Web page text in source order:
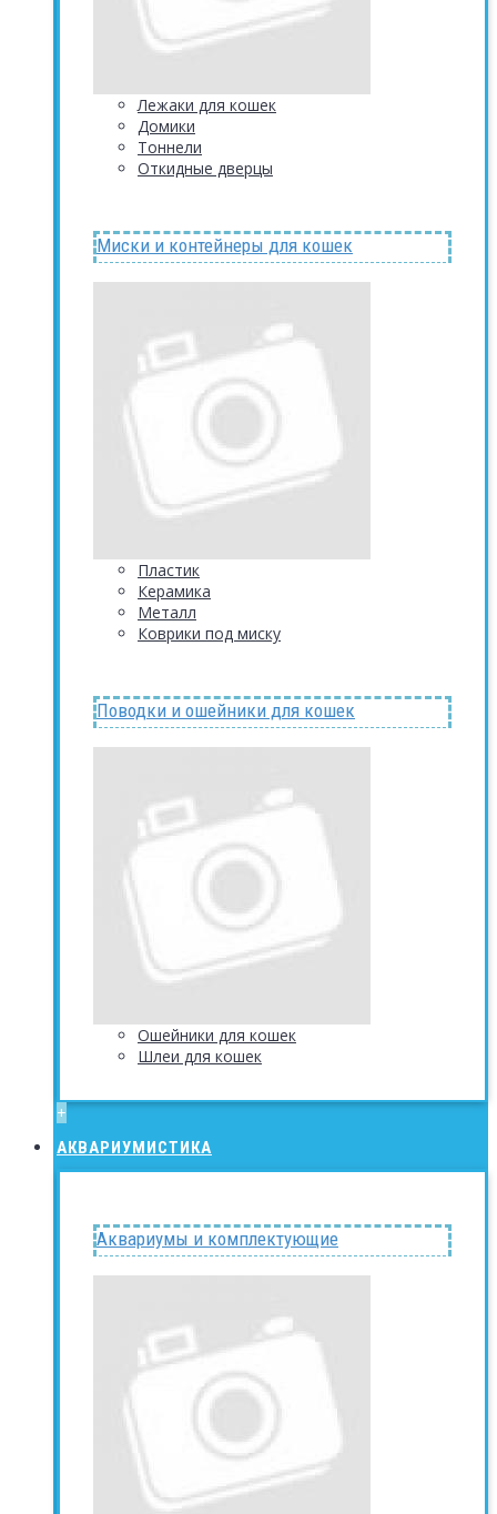
Лежаки для кошек
Домики
Тоннели
Откидные дверцы
Миски и контейнеры для кошек
Пластик
Керамика
Металл
Коврики под миску
Поводки и ошейники для кошек
Ошейники для кошек
Шлеи для кошек
+
АКВАРИУМИСТИКА
Аквариумы и комплектующие